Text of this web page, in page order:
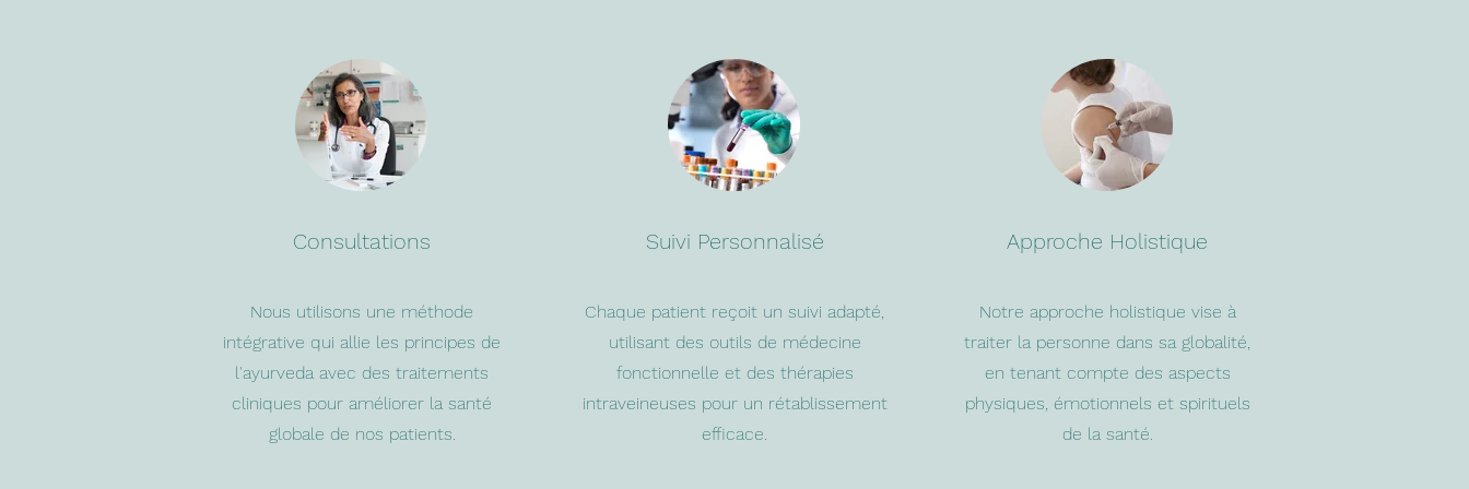
Consultations
Nous utilisons une méthode
intégrative qui allie les principes de
l'ayurveda avec des traitements
cliniques pour améliorer la santé
globale de nos patients.
Suivi Personnalisé
Chaque patient reçoit un suivi adapté,
utilisant des outils de médecine
fonctionnelle et des thérapies
intraveineuses pour un rétablissement
efficace.
Approche Holistique
Notre approche holistique vise à
traiter la personne dans sa globalité,
en tenant compte des aspects
physiques, émotionnels et spirituels
de la santé.